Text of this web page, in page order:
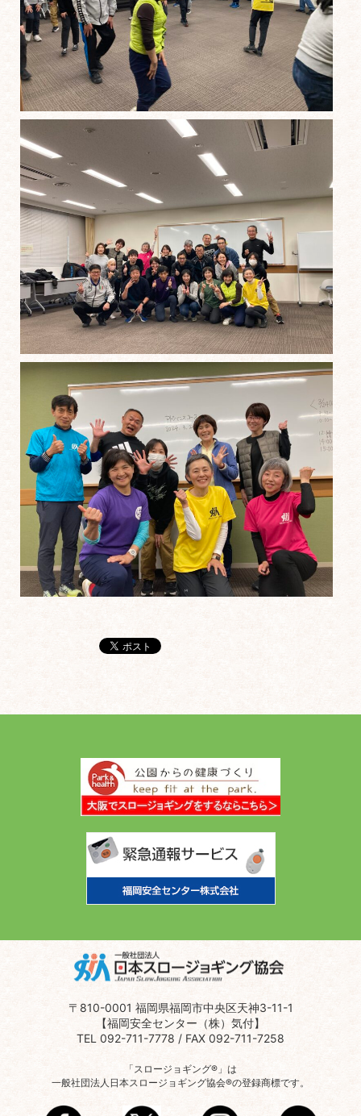
〒810-0001 福岡県福岡市中央区天神3-11-1
【福岡安全センター（株）気付】
TEL 092-711-7778 / FAX 092-711-7258
「スロージョギング®」は
一般社団法人日本スロージョギング協会®の登録商標です。